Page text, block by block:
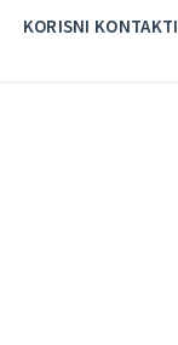
KORISNI KONTAKTI